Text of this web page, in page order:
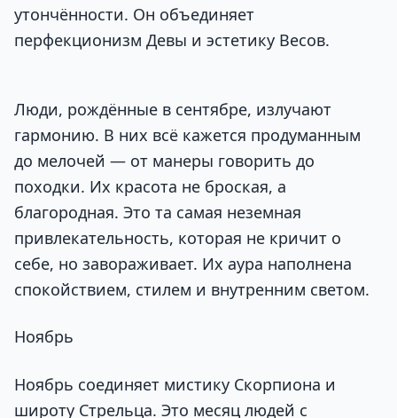
утончённости. Он объединяет
перфекционизм Девы и эстетику Весов.
Люди, рождённые в сентябре, излучают
гармонию. В них всё кажется продуманным
до мелочей — от манеры говорить до
походки. Их красота не броская, а
благородная. Это та самая неземная
привлекательность, которая не кричит о
себе, но завораживает. Их аура наполнена
спокойствием, стилем и внутренним светом.
Ноябрь
Ноябрь соединяет мистику Скорпиона и
широту Стрельца. Это месяц людей с